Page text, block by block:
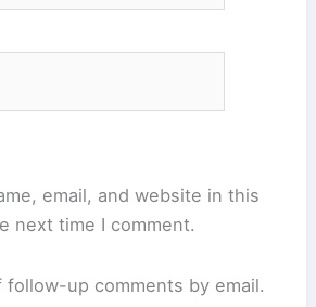
email, and website in this
next time I comment.
follow-up comments by email.